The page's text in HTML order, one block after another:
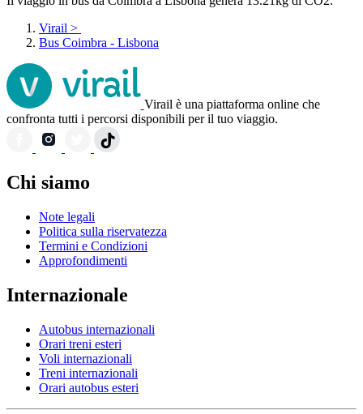
Virail >
Bus Coimbra - Lisbona
Virail è una piattaforma online che
confronta tutti i percorsi disponibili per il tuo viaggio.
Chi siamo
Note legali
Politica sulla riservatezza
Termini e Condizioni
Approfondimenti
Internazionale
Autobus internazionali
Orari treni esteri
Voli internazionali
Treni internazionali
Orari autobus esteri